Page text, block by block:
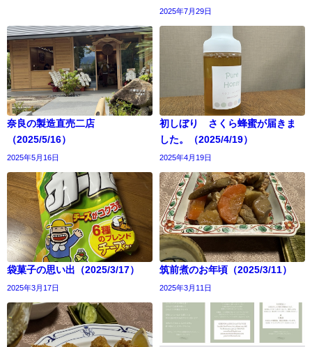
2025年7月29日
奈良の製造直売二店
（2025/5/16）
2025年5月16日
初しぼり さくら蜂蜜が届きま
した。（2025/4/19）
2025年4月19日
袋菓子の思い出（2025/3/17）
2025年3月17日
筑前煮のお年頃（2025/3/11）
2025年3月11日